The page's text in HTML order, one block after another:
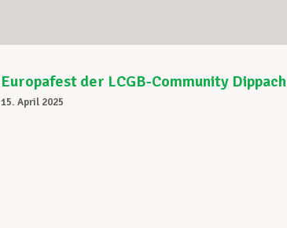
Europafest der LCGB-Community Dippach
15. April 2025